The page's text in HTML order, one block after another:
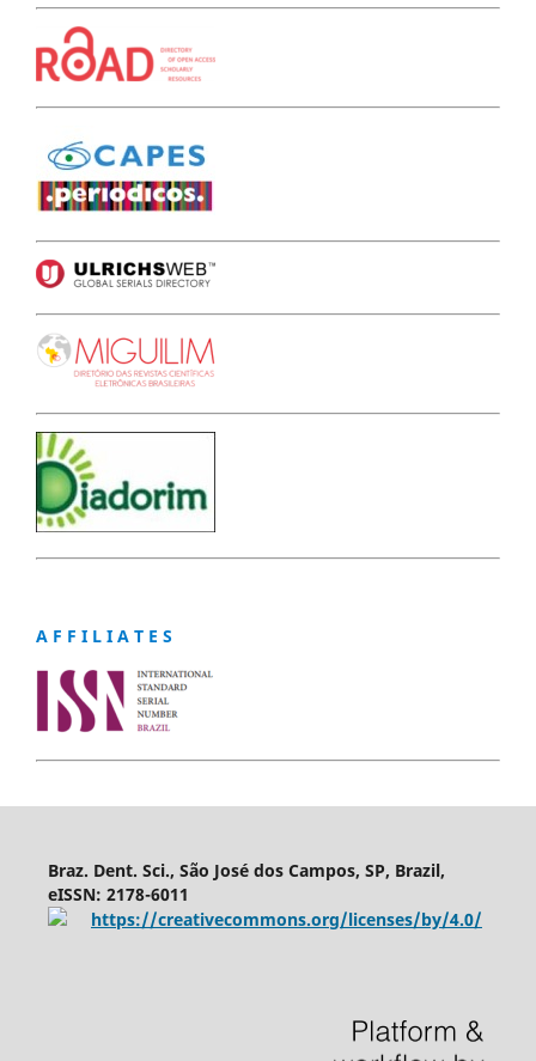
A F F I L I A T E S
Braz. Dent. Sci., São José dos Campos, SP, Brazil,
eISSN: 2178-6011
https://creativecommons.org/licenses/by/4.0/